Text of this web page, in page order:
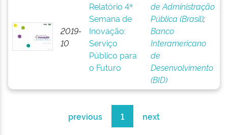
2019-
10
Relatório 4ª
Semana de
Inovação:
Serviço
Público para
o Futuro
de Administração
Pública (Brasil);
Banco
Interamericano
de
Desenvolvimento
(BID)
previous 1 next